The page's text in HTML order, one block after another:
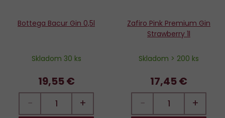
Bottega Bacur Gin 0,5l
Skladom 30 ks
19,55 €
− +
Zafiro Pink Premium Gin
Strawberry 1l
Skladom > 200 ks
17,45 €
− +